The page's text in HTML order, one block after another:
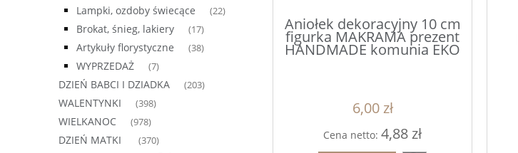
Lampki, ozdoby świecące (22)
Brokat, śnieg, lakiery (17)
Artykuły florystyczne (38)
WYPRZEDAŻ (7)
DZIEŃ BABCI I DZIADKA (203)
WALENTYNKI (398)
WIELKANOC (978)
DZIEŃ MATKI (370)
Aniołek dekoracyjny 10 cm
figurka MAKRAMA prezent
HANDMADE komunia EKO
6,00 zł
Cena netto: 4,88 zł